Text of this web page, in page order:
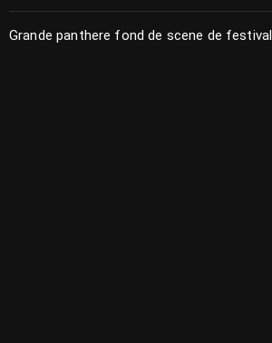
Grande panthere fond de scene de festival